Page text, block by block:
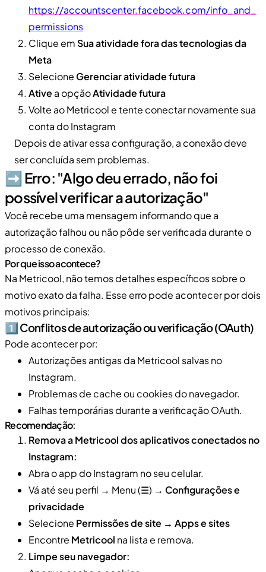
https://accountscenter.facebook.com/info_and_
permissions
Clique em Sua atividade fora das tecnologias da
Meta
Selecione Gerenciar atividade futura
Ative a opçãoAtividade futura
Volte ao Metricool e tente conectar novamente sua
conta do Instagram
Depois de ativar essa configuração, a conexão deve
ser concluída sem problemas.
➡️ Erro: "Algo deu errado, não foi
possível verificar a autorização"
Você recebe uma mensagem informando que a
autorização falhou ou não pôde ser verificada durante o
processo de conexão.
Por que isso acontece?
Na Metricool, não temos detalhes específicos sobre o
motivo exato da falha. Esse erro pode acontecer por dois
motivos principais:
1️⃣ Conflitos de autorização ou verificação (OAuth)
Pode acontecer por:
Autorizações antigas da Metricool salvas no
Instagram.
Problemas de cache ou cookies do navegador.
Falhas temporárias durante a verificação OAuth.
Recomendação:
Remova a Metricool dos aplicativos conectados no
Instagram:
Abra o app do Instagram no seu celular.
Vá até seu perfil → Menu (☰) → Configurações e
privacidade
Selecione Permissões de site → Apps e sites
Encontre Metricool na lista e remova.
Limpe seu navegador: